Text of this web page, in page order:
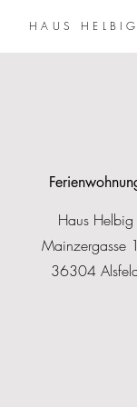
HAUS HELBIG
Haus Helbig
Mainzergasse
36304